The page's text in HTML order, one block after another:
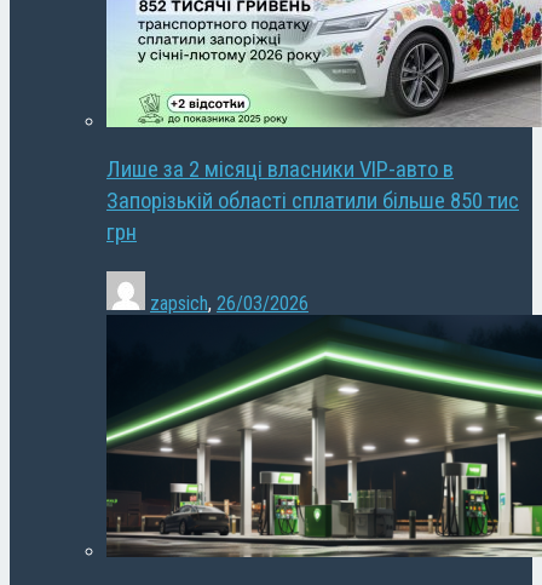
Лише за 2 місяці власники VIP-авто в
Запорізькій області сплатили більше 850 тис
грн
zapsich, 26/03/2026